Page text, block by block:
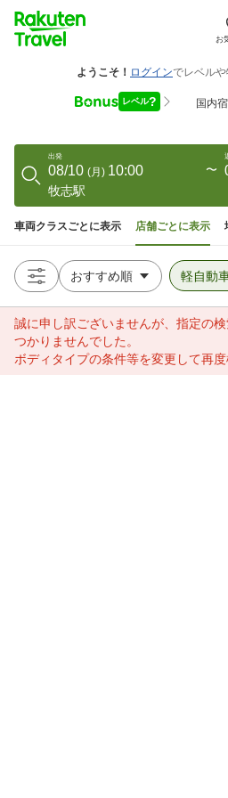
お
出発
08/10 (月) 10:00 〜
牧志駅
車両クラスごとに表示 店舗ごとに表示
軽自動
誠に申し訳ございませんが、指定の
つかりませんでした。
ボディタイプの条件等を変更して再度